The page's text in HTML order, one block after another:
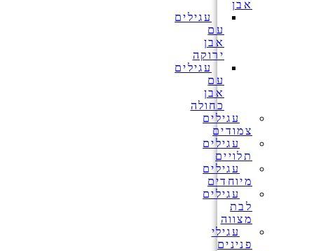
אבן
עגילים
עם
אבן
ירוקה
עגילים
עם
אבן
כחולה
עגילים
צמודים
עגילים
תלויים
עגילים
מיוחדים
עגילים
לבת
מצווה
עגילי
פנינים